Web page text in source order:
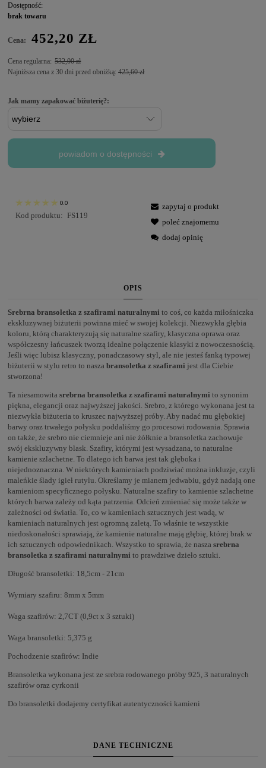
Dostępność:
brak towaru
Cena: 452,20 ZŁ
Cena regularna: 532,00 zł
Najniższa cena z 30 dni przed obniżką: 425,60 zł
Jak mamy zapakować biżuterię?:
powiadom o dostępności
0.0
Kod produktu: FS119
zapytaj o produkt
poleć znajomemu
dodaj opinię
OPIS
Srebrna bransoletka z szafirami naturalnymi to coś, co każda miłośniczka
ekskluzywnej biżuterii powinna mieć w swojej kolekcji. Niezwykła głębia
koloru, którą charakteryzują się naturalne szafiry, klasyczna oprawa oraz
współczesny łańcuszek tworzą idealne połączenie klasyki z nowoczesnością.
Jeśli więc lubisz klasyczny, ponadczasowy styl, ale nie jesteś fanką typowej
biżuterii w stylu retro to nasza bransoletka z szafirami jest dla Ciebie
stworzona!
Ta niesamowita srebrna bransoletka z szafirami naturalnymi to synonim
piękna, elegancji oraz najwyższej jakości. Srebro, z którego wykonana jest ta
niezwykła biżuteria to kruszec najwyższej próby. Aby nadać mu głębokiej
barwy oraz trwałego połysku poddaliśmy go procesowi rodowania. Sprawia
on także, że srebro nie ciemnieje ani nie żółknie a bransoletka zachowuje
swój ekskluzywny blask. Szafiry, którymi jest wysadzana, to naturalne
kamienie szlachetne. To dlatego ich barwa jest tak głęboka i
niejednoznaczna. W niektórych kamieniach podziwiać można inkluzje, czyli
maleńkie ślady igieł rutylu. Określamy je mianem jedwabiu, gdyż nadają one
kamieniom specyficznego połysku. Naturalne szafiry to kamienie szlachetne
których barwa zależy od kąta patrzenia. Odcień zmieniać się może także w
zależności od światła. To, co w kamieniach sztucznych jest wadą, w
kamieniach naturalnych jest ogromną zaletą. To właśnie te wszystkie
niedoskonałości sprawiają, że kamienie naturalne mają głębię, której brak w
ich sztucznych odpowiednikach. Wszystko to sprawia, że nasza srebrna
bransoletka z szafirami naturalnymi to prawdziwe dzieło sztuki.
Długość bransoletki: 18,5cm - 21cm
Wymiary szafiru: 8mm x 5mm
Waga szafirów: 2,7CT (0,9ct x 3 sztuki)
Waga bransoletki: 5,375 g
Pochodzenie szafirów: Indie
Bransoletka wykonana jest ze srebra rodowanego próby 925, 3 naturalnych
szafirów oraz cyrkonii
Do bransoletki dodajemy certyfikat autentyczności kamieni
DANE TECHNICZNE